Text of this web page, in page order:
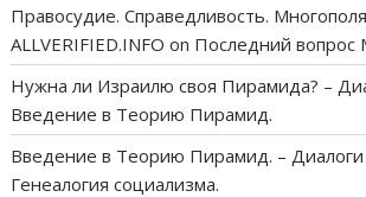
Правосудие. Справедливость.
ALLVERIFIED.INFO on Последний вопрос
Нужна ли Израилю своя Пирамида? –
Введение в Теорию Пирамид.
Введение в Теорию Пирамид. –
Генеалогия социализма.